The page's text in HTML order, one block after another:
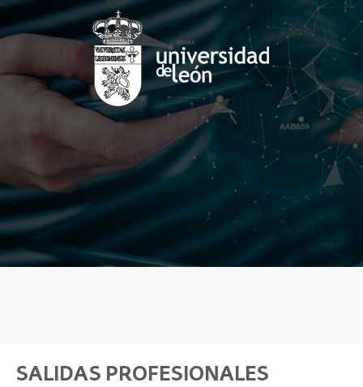
SALIDAS PROFESIONALES